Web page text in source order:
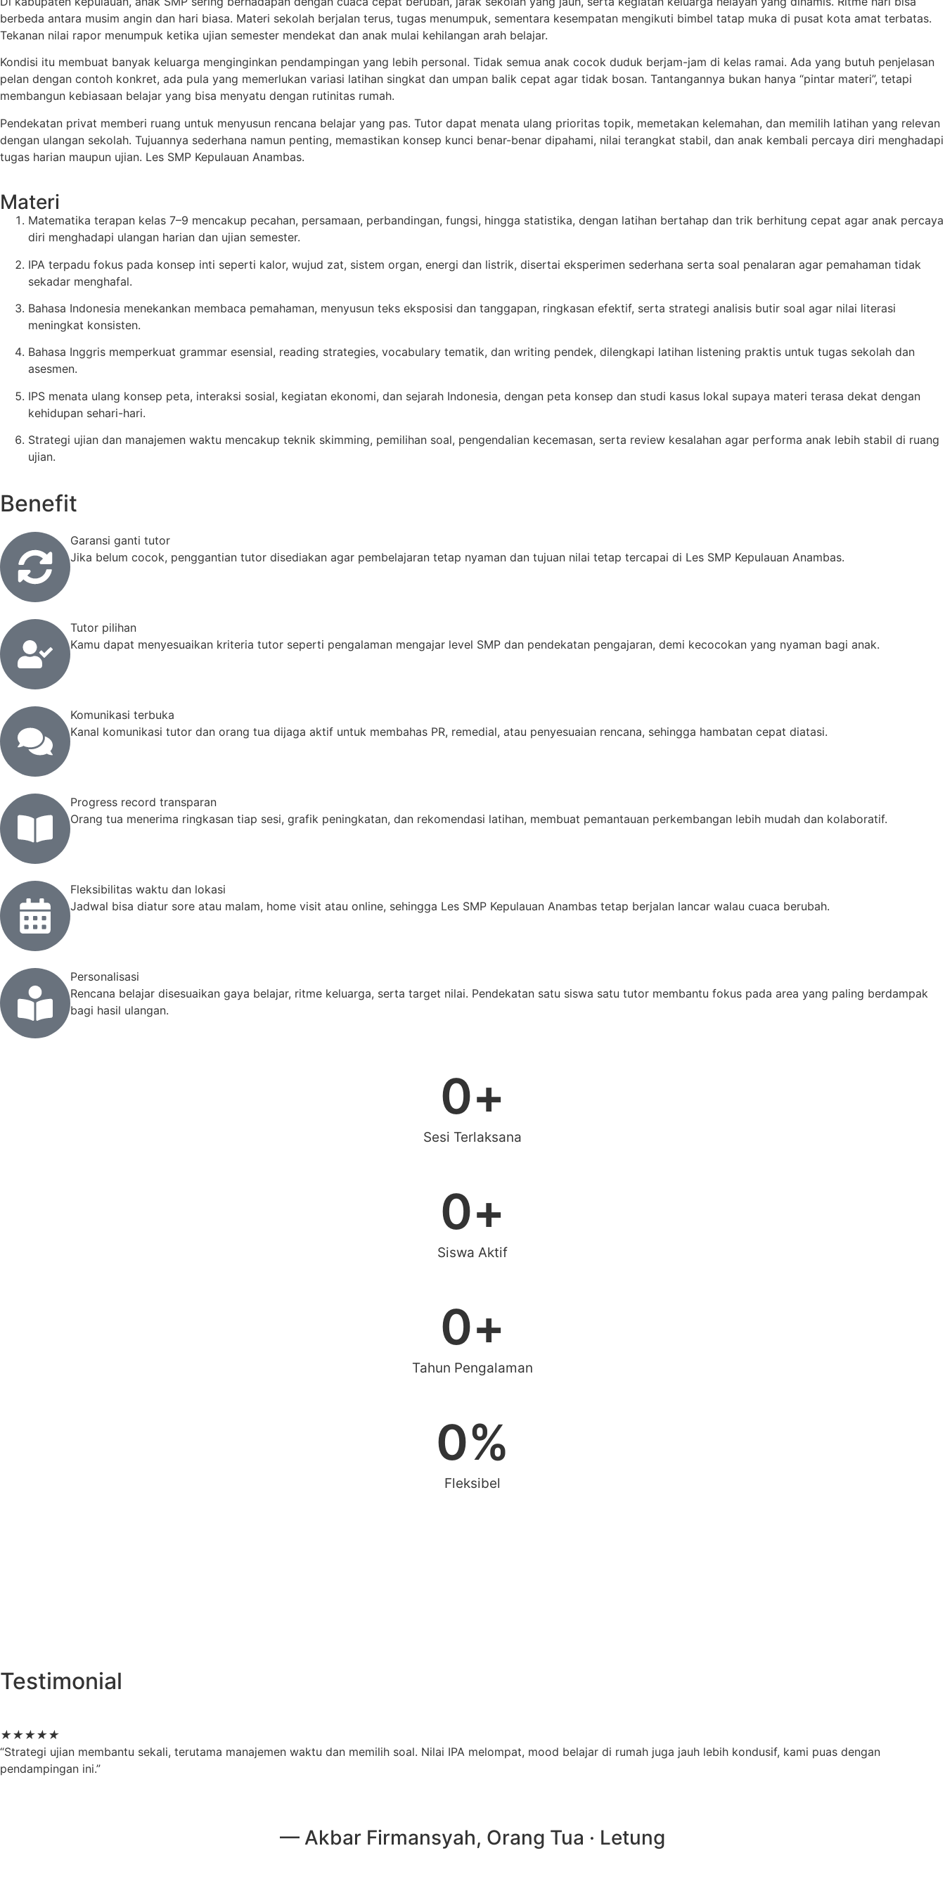
berbeda antara musim angin dan hari biasa. Materi sekolah berjalan terus, tugas menumpuk, sementara kesempatan mengikuti bimbel tatap muka di pusat kota amat terbatas.
Tekanan nilai rapor menumpuk ketika ujian semester mendekat dan anak mulai kehilangan arah belajar.
Kondisi itu membuat banyak keluarga menginginkan pendampingan yang lebih personal. Tidak semua anak cocok duduk berjam-jam di kelas ramai. Ada yang butuh penjelasan
pelan dengan contoh konkret, ada pula yang memerlukan variasi latihan singkat dan umpan balik cepat agar tidak bosan. Tantangannya bukan hanya “pintar materi”, tetapi
membangun kebiasaan belajar yang bisa menyatu dengan rutinitas rumah.
Pendekatan privat memberi ruang untuk menyusun rencana belajar yang pas. Tutor dapat menata ulang prioritas topik, memetakan kelemahan, dan memilih latihan yang relevan
dengan ulangan sekolah. Tujuannya sederhana namun penting, memastikan konsep kunci benar-benar dipahami, nilai terangkat stabil, dan anak kembali percaya diri menghadapi
tugas harian maupun ujian. Les SMP Kepulauan Anambas.
Materi
Matematika terapan kelas 7–9 mencakup pecahan, persamaan, perbandingan, fungsi, hingga statistika, dengan latihan bertahap dan trik berhitung cepat agar anak percaya
diri menghadapi ulangan harian dan ujian semester.
IPA terpadu fokus pada konsep inti seperti kalor, wujud zat, sistem organ, energi dan listrik, disertai eksperimen sederhana serta soal penalaran agar pemahaman tidak
sekadar menghafal.
Bahasa Indonesia menekankan membaca pemahaman, menyusun teks eksposisi dan tanggapan, ringkasan efektif, serta strategi analisis butir soal agar nilai literasi
meningkat konsisten.
Bahasa Inggris memperkuat grammar esensial, reading strategies, vocabulary tematik, dan writing pendek, dilengkapi latihan listening praktis untuk tugas sekolah dan
asesmen.
IPS menata ulang konsep peta, interaksi sosial, kegiatan ekonomi, dan sejarah Indonesia, dengan peta konsep dan studi kasus lokal supaya materi terasa dekat dengan
kehidupan sehari-hari.
Strategi ujian dan manajemen waktu mencakup teknik skimming, pemilihan soal, pengendalian kecemasan, serta review kesalahan agar performa anak lebih stabil di ruang
ujian.
Benefit
Garansi ganti tutor
Jika belum cocok, penggantian tutor disediakan agar pembelajaran tetap nyaman dan tujuan nilai tetap tercapai di Les SMP Kepulauan Anambas.
Tutor pilihan
Kamu dapat menyesuaikan kriteria tutor seperti pengalaman mengajar level SMP dan pendekatan pengajaran, demi kecocokan yang nyaman bagi anak.
Komunikasi terbuka
Kanal komunikasi tutor dan orang tua dijaga aktif untuk membahas PR, remedial, atau penyesuaian rencana, sehingga hambatan cepat diatasi.
Progress record transparan
Orang tua menerima ringkasan tiap sesi, grafik peningkatan, dan rekomendasi latihan, membuat pemantauan perkembangan lebih mudah dan kolaboratif.
Fleksibilitas waktu dan lokasi
Jadwal bisa diatur sore atau malam, home visit atau online, sehingga Les SMP Kepulauan Anambas tetap berjalan lancar walau cuaca berubah.
Personalisasi
Rencana belajar disesuaikan gaya belajar, ritme keluarga, serta target nilai. Pendekatan satu siswa satu tutor membantu fokus pada area yang paling berdampak
bagi hasil ulangan.
Sesi Terlaksana
0+
Siswa Aktif
0+
Tahun Pengalaman
0+
Fleksibel
0%
Testimonial
★★★★★
“Strategi ujian membantu sekali, terutama manajemen waktu dan memilih soal. Nilai IPA melompat, mood belajar di rumah juga jauh lebih kondusif, kami puas dengan
pendampingan ini.”
— Akbar Firmansyah, Orang Tua · Letung